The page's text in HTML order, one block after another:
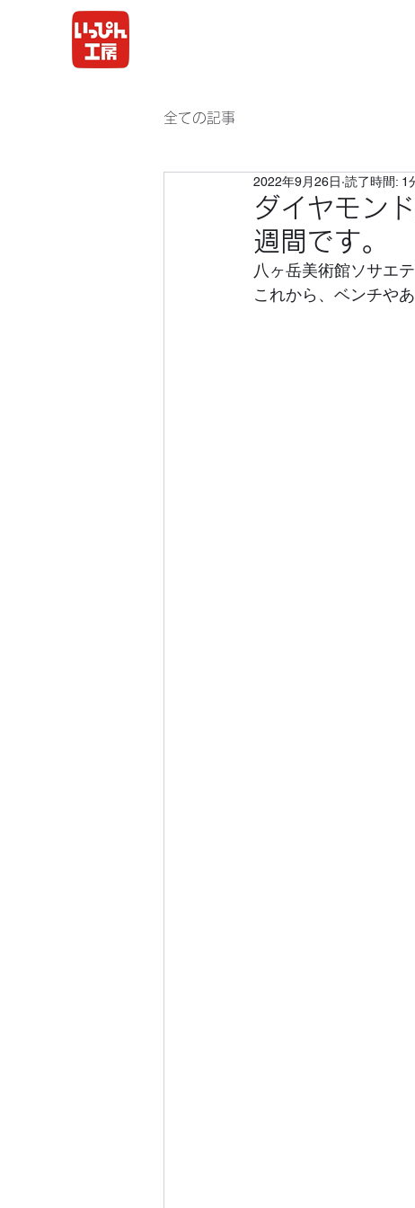
全ての記事
ダイヤモン
週間です。
2022年9月26日 読了時間: 1
八ヶ岳美術館ソサエ
これから、ベンチや